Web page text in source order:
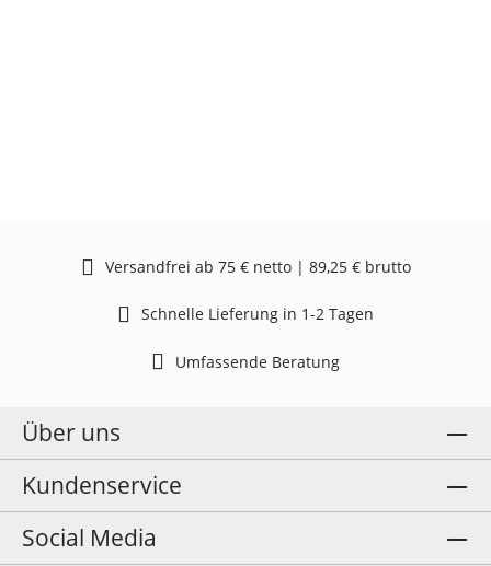
Versandfrei ab 75 € netto | 89,25 € brutto
Schnelle Lieferung in 1-2 Tagen
Umfassende Beratung
Über uns
Kundenservice
Social Media